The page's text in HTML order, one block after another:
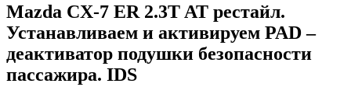
Mazda CX-7 ER 2.3T AT рестайл.
Устанавливаем и активируем PAD –
деактиватор подушки безопасности
пассажира. IDS